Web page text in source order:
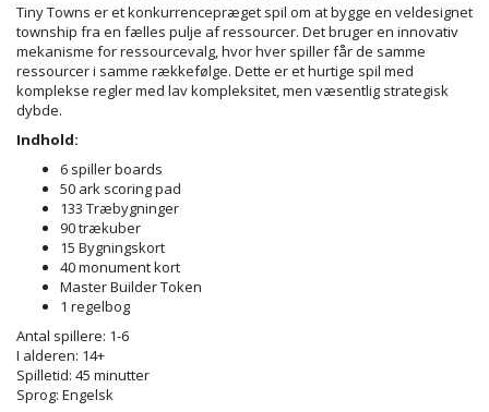
Tiny Towns er et konkurrencepræget spil om at bygge en veldesignet
township fra en fælles pulje af ressourcer. Det bruger en innovativ
mekanisme for ressourcevalg, hvor hver spiller får de samme
ressourcer i samme rækkefølge. Dette er et hurtige spil med
komplekse regler med lav kompleksitet, men væsentlig strategisk
dybde.
Indhold:
6 spiller boards
50 ark scoring pad
133 Træbygninger
90 trækuber
15 Bygningskort
40 monument kort
Master Builder Token
1 regelbog
Antal spillere: 1-6
I alderen: 14+
Spilletid: 45 minutter
Sprog: Engelsk